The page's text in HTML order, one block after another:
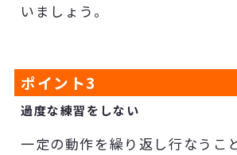
いましょう。
ポイント3
過度な練習をしない
一定の動作を繰り返し行なうこ